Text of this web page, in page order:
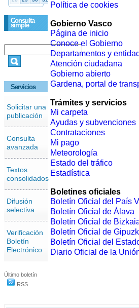
Consulta
simple
Servicios
Solicitar una
publicación
Consulta
avanzada
Textos
consolidados
Difusión
selectiva
Verificación
Boletín
Electrónico
Último boletín
RSS
Política de cookies
Gobierno Vasco
Página de inicio
Conoce el Gobierno
Departamentos y
Atención ciudadana
Gobierno abierto
Gardena, portal de
Trámites y servicios
Mi carpeta
Ayudas y subvenciones
Contrataciones
Mi pago
Meteorología
Estado del tráfico
Estadística
Boletines oficiales
Boletín Oficial del País
Boletín Oficial de Álava
Boletín Oficial de
Boletín Oficial de
Boletín Oficial del
Diario Oficial de la